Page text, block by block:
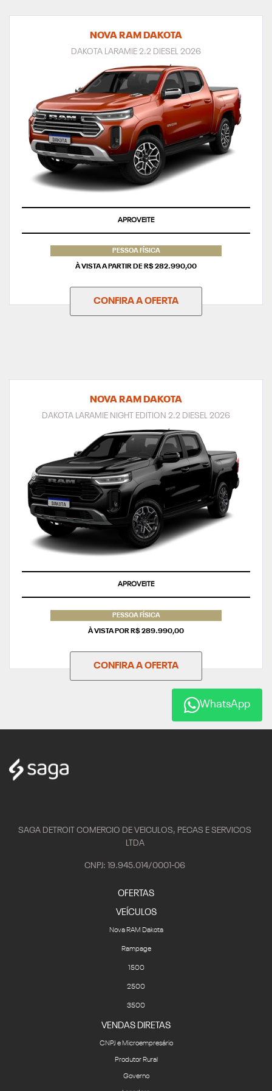
NOVA RAM DAKOTA
DAKOTA LARAMIE 2.2 DIESEL 2026
APROVEITE
PESSOA FÍSICA
À VISTA A PARTIR DE R$ 282.990,00
CONFIRA A OFERTA
NOVA RAM DAKOTA
DAKOTA LARAMIE NIGHT EDITION 2.2 DIESEL 2026
APROVEITE
PESSOA FÍSICA
À VISTA POR R$ 289.990,00
CONFIRA A OFERTA
SAGA DETROIT COMERCIO DE VEICULOS, PECAS E SERVICOS
LTDA
CNPJ: 19.945.014/0001-06
OFERTAS
VEÍCULOS
Nova RAM Dakota
Rampage
1500
2500
3500
VENDAS DIRETAS
CNPJ e Microempresário
Produtor Rural
Governo
WhatsApp